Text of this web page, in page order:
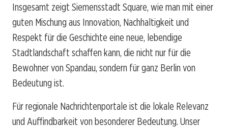
Insgesamt zeigt Siemensstadt Square, wie man mit einer
guten Mischung aus Innovation, Nachhaltigkeit und
Respekt für die Geschichte eine neue, lebendige
Stadtlandschaft schaffen kann, die nicht nur für die
Bewohner von Spandau, sondern für ganz Berlin von
Bedeutung ist.
Für regionale Nachrichtenportale ist die lokale Relevanz
und Auffindbarkeit von besonderer Bedeutung. Unser